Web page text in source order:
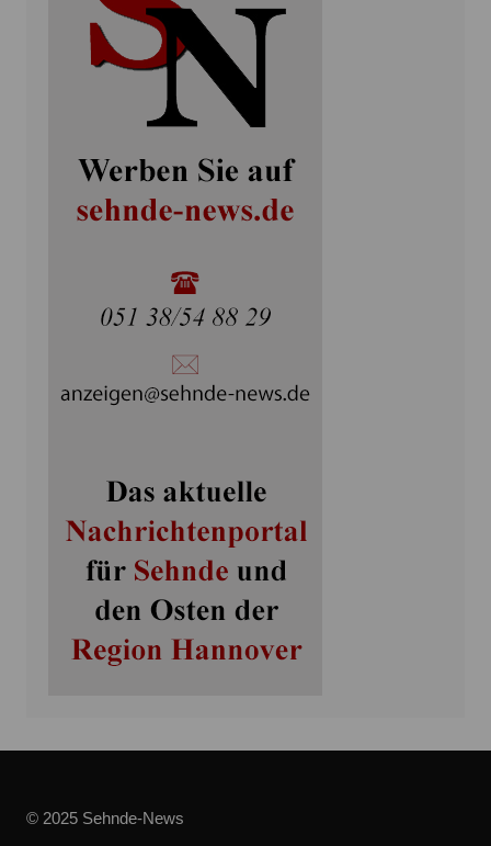
© 2025 Sehnde-News